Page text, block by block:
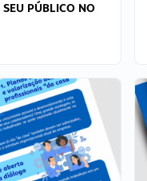
SEU PÚBLICO NO